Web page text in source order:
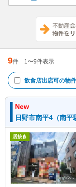
9件 1〜9件表示
飲食店出店可の物
New
日野市南平4（南
居抜き